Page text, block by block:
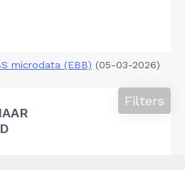
microdata (EBB) (05-03-2026)
Filters